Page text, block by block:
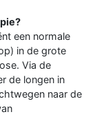
een normale
in de grote
Via de
de longen in
naar de